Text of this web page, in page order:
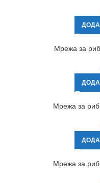
Мрежа за
Мрежа за
Мрежа за